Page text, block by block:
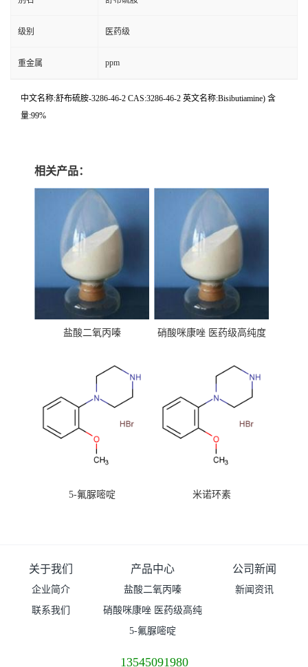
级别 医药级
重金属 ppm
中文名称:舒布硫胺-3286-46-2 CAS:3286-46-2 英文名称:Bisibutiamine) 含
量:99%
相关产品：
盐酸二氧丙嗪
硝酸咪康唑 医药级高纯度
5-氟脲嘧啶 米诺环素
关于我们
企业简介
联系我们
产品中心
盐酸二氧丙嗪
硝酸咪康唑 医药级高纯
度99%原粉
5-氟脲嘧啶
公司新闻
新闻资讯
13545091980